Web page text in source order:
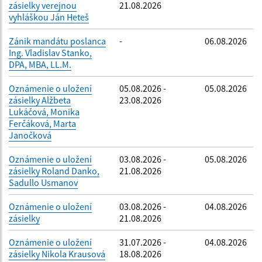
zásielky verejnou
vyhláškou Ján Heteš
21.08.2026
Zánik mandátu poslanca
Ing. Vladislav Stanko,
DPA, MBA, LL.M.
- 06.08.2026
Oznámenie o uložení
zásielky Alžbeta
Lukáčová, Monika
Ferčáková, Marta
Janočková
05.08.2026 -
23.08.2026
05.08.2026
Oznámenie o uložení
zásielky Roland Danko,
Sadullo Usmanov
03.08.2026 -
21.08.2026
05.08.2026
Oznámenie o uložení
zásielky
03.08.2026 -
21.08.2026
04.08.2026
Oznámenie o uložení
zásielky Nikola Krausová
31.07.2026 -
18.08.2026
04.08.2026